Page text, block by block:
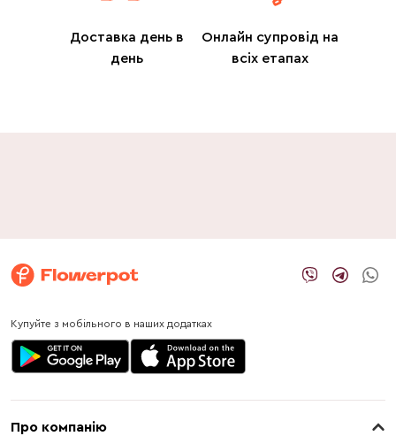
Доставка день в
день
Онлайн супровід на
всіх етапах
Купуйте з мобільного в наших додатках
Про компанію